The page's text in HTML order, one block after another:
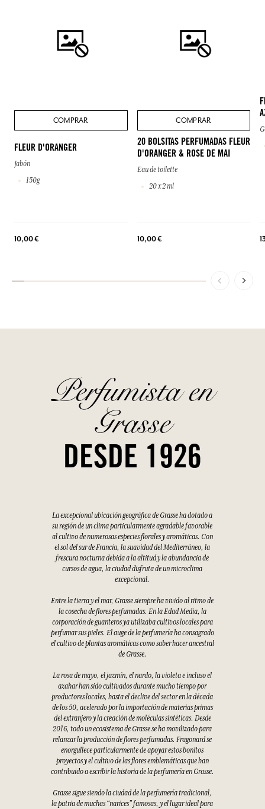
COMPRAR
FLEUR D'ORANGER
Jabón
150g
10,00 €
COMPRAR
20 BOLSITAS PERFUMADAS FLEUR
D'ORANGER & ROSE DE MAI
Eau de toilette
20 x 2 ml
10,00 €
Perfumista en
Grasse
DESDE 1926
La excepcional ubicación geográfica de Grasse ha dotado a
su región de un clima particularmente agradable favorable
al cultivo de numerosas especies florales y aromáticas. Con
el sol del sur de Francia, la suavidad del Mediterráneo, la
frescura nocturna debida a la altitud y la abundancia de
cursos de agua, la ciudad disfruta de un microclima
excepcional.
Entre la tierra y el mar, Grasse siempre ha vivido al ritmo de
la cosecha de flores perfumadas. En la Edad Media, la
corporación de guanteros ya utilizaba cultivos locales para
perfumar sus pieles. El auge de la perfumería ha consagrado
el cultivo de plantas aromáticas como saber hacer ancestral
de Grasse.
La rosa de mayo, el jazmín, el nardo, la violeta e incluso el
azahar han sido cultivados durante mucho tiempo por
productores locales, hasta el declive del sector en la década
de los 50, acelerado por la importación de materias primas
del extranjero y la creación de moléculas sintéticas. Desde
2016, todo un ecosistema de Grasse se ha movilizado para
relanzar la producción de flores perfumadas. Fragonard se
enorgullece particularmente de apoyar estos bonitos
proyectos y el cultivo de las flores emblemáticas que han
contribuido a escribir la historia de la perfumería en Grasse.
Grasse sigue siendo la ciudad de la perfumería tradicional,
la patria de muchas “narices” famosas, y el lugar ideal para